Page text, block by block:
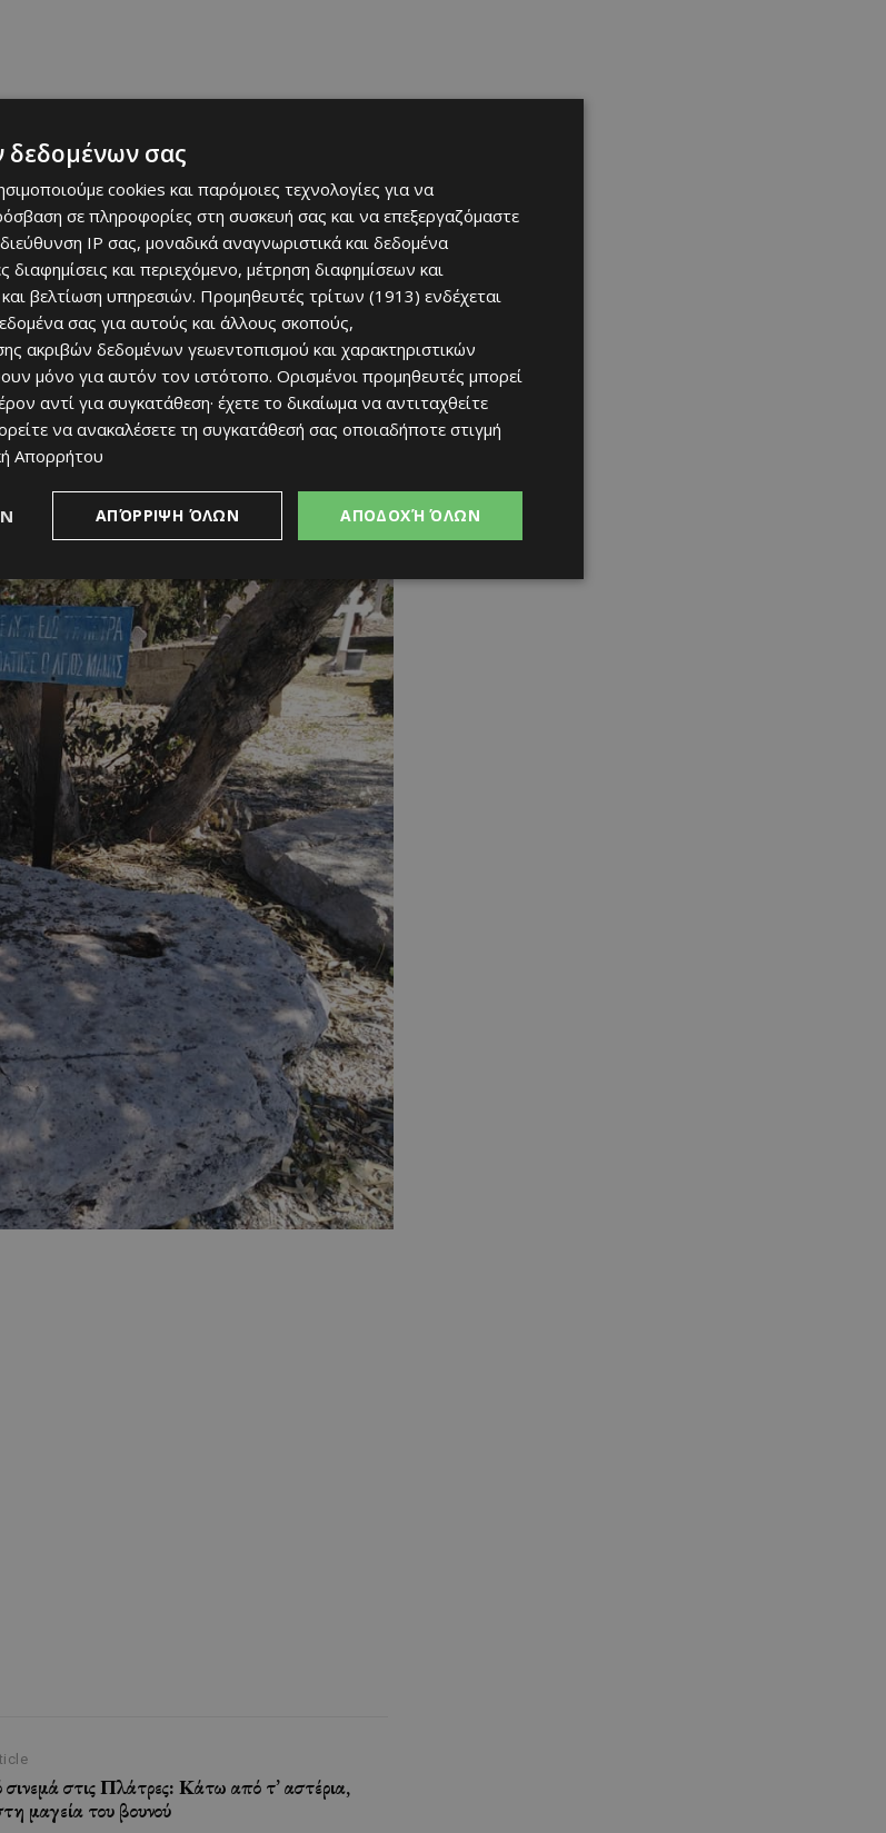
κατέφυγε διωκόμενος από τους
με τα επίσημα Συναξάρια της Εκκλησίας, ο Άγιος
Παφλαγονία της Καππαδοκίας.
τη θαυματουργή του εμφάνιση στο χωριό,
εξωκλήσι του Αγίου Μάμαντος.
σινεμά στις Πλάτρες: Κάτω από τ’ αστέρια,
μαγεία του βουνού
σας
cookies και παρόμοιες τεχνολογίες για να
σε πληροφορίες στη συσκευή σας και να επεξεργαζόμαστε
IP σας, μοναδικά αναγνωριστικά και δεδομένα
διαφημίσεις και περιεχόμενο, μέτρηση διαφημίσεων και
βελτίωση υπηρεσιών. Προμηθευτές τρίτων (1913) ενδέχεται
σας για αυτούς και άλλους σκοπούς,
ακριβών δεδομένων γεωεντοπισμού και χαρακτηριστικών
μόνο για αυτόν τον ιστότοπο. Ορισμένοι προμηθευτές μπορεί
αντί για συγκατάθεση· έχετε το δικαίωμα να αντιταχθείτε
να ανακαλέσετε τη συγκατάθεσή σας οποιαδήποτε στιγμή
Απορρήτου
ΑΠΟΔΟΧΉ ΌΛΩΝ
ΑΠΌΡΡΙΨΗ ΌΛΩΝ